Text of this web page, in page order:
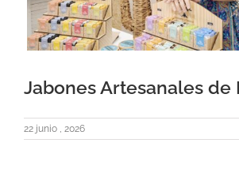
Jabones Artesanales de
22 junio , 2026